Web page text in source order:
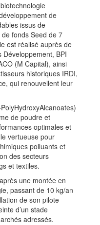
de
issus de
fonds Seed de 7
est réalisé auprès de
Développement, BPI
(M Capital), ainsi
historiques IRDI,
qui renouvellent leur
de poudre et
optimales et
vertueuse pour
polluants et
des secteurs
et textiles.
une montée en
passant de 10 kg/an
de son pilote
d’un stade
adressés.